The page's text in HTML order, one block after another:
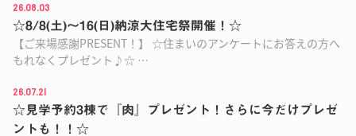
26.08.03
☆8/8(土)〜16(日)納涼大住宅祭開催！☆
【ご来場感謝PRESENT！】 ☆住まいのアンケートにお答えの方へ
もれなくプレゼント♪☆ …
26.07.21
☆見学予約3棟で『肉』プレゼント！さらに今だけプレゼ
ントも！！☆